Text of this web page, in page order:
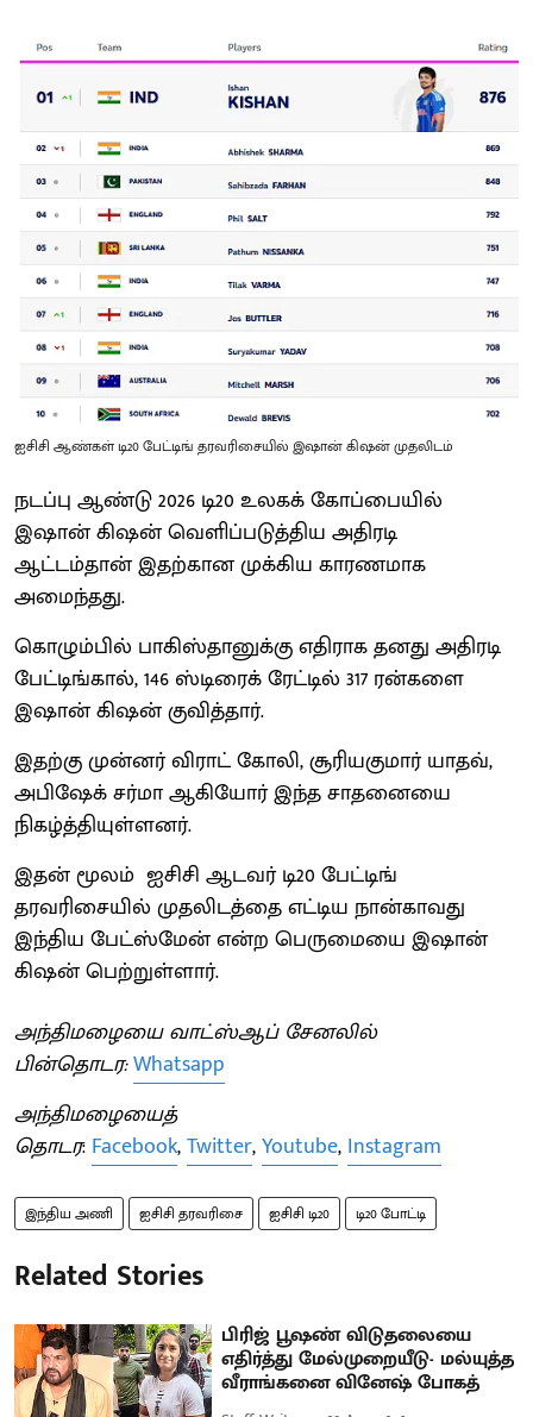
ஐசிசி ஆண்கள் டி20 பேட்டிங் தரவரிசையில் இஷான் கிஷன் முதலிடம்
நடப்பு ஆண்டு 2026 டி20 உலகக் கோப்பையில்
இஷான் கிஷன் வெளிப்படுத்திய அதிரடி
ஆட்டம்தான் இதற்கான முக்கிய காரணமாக
அமைந்தது.
கொழும்பில் பாகிஸ்தானுக்கு எதிராக தனது அதிரடி
பேட்டிங்கால், 146 ஸ்டிரைக் ரேட்டில் 317 ரன்களை
இஷான் கிஷன் குவித்தார்.
இதற்கு முன்னர் விராட் கோலி, சூரியகுமார் யாதவ்,
அபிஷேக் சர்மா ஆகியோர் இந்த சாதனையை
நிகழ்த்தியுள்ளனர்.
இதன் மூலம் ஐசிசி ஆடவர் டி20 பேட்டிங்
தரவரிசையில் முதலிடத்தை எட்டிய நான்காவது
இந்திய பேட்ஸ்மேன் என்ற பெருமையை இஷான்
கிஷன் பெற்றுள்ளார்.
அந்திமழையை வாட்ஸ்ஆப் சேனலில்
பின்தொடர:Whatsapp
அந்திமழையைத்
தொடர: Facebook,Twitter,Youtube, Instagram
இந்திய அணி ஐசிசி தரவரிசை ஐசிசி டி20 டி20 போட்டி
Related Stories
பிரிஜ் பூஷண் விடுதலையை
எதிர்த்து மேல்முறையீடு- மல்யுத்த
வீராங்கனை வினேஷ் போகத்